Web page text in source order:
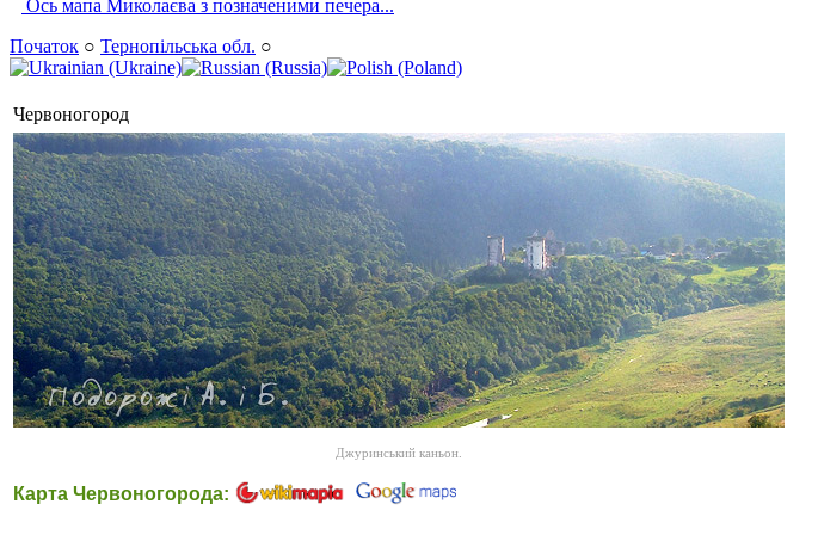
Ось мапа Миколаєва з позначеними печера...
Початок ○ Тернопільська обл. ○
Червоногород
Джуринський каньон.
Карта Червоногорода: